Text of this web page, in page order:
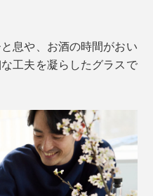
息や、お酒の時間がおい
工夫を凝らしたグラスで